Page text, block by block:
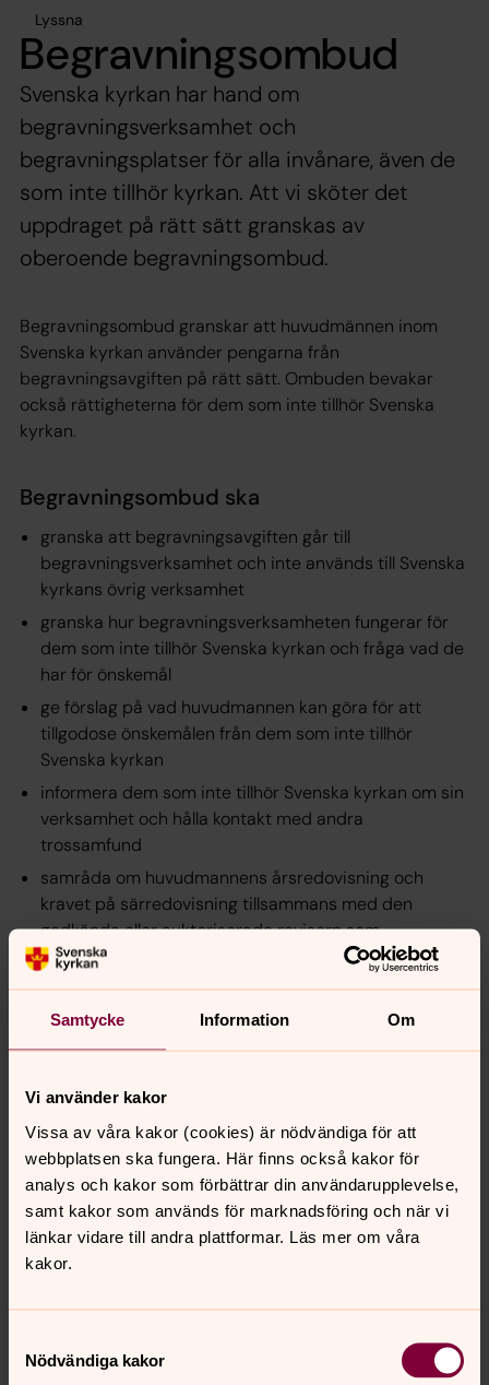
Samtycke Information Om
Vi använder kakor
Vissa av våra kakor (cookies) är nödvändiga för att
webbplatsen ska fungera. Här finns också kakor för
analys och kakor som förbättrar din användarupplevelse,
samt kakor som används för marknadsföring och när vi
länkar vidare till andra plattformar. Läs mer om våra
kakor.
Nödvändiga kakor
Lyssna
Begravningsombud
Svenska kyrkan har hand om
begravningsverksamhet och
begravningsplatser för alla invånare, även de
som inte tillhör kyrkan. Att vi sköter det
uppdraget på rätt sätt granskas av
oberoende begravningsombud.
Begravningsombud granskar att huvudmännen inom
Svenska kyrkan använder pengarna från
begravningsavgiften på rätt sätt. Ombuden bevakar
också rättigheterna för dem som inte tillhör Svenska
kyrkan.
Begravningsombud ska
granska att begravningsavgiften går till
begravningsverksamhet och inte används till Svenska
kyrkans övrig verksamhet
granska hur begravningsverksamheten fungerar för
dem som inte tillhör Svenska kyrkan och fråga vad de
har för önskemål
ge förslag på vad huvudmannen kan göra för att
tillgodose önskemålen från dem som inte tillhör
Svenska kyrkan
informera dem som inte tillhör Svenska kyrkan om sin
verksamhet och hålla kontakt med andra
trossamfund
samråda om huvudmannens årsredovisning och
kravet på särredovisning tillsammans med den
godkända eller auktoriserade revisorn som
huvudmannen utsett.
Begravningsombuden ska ha tillgång till samtliga
handlingar för begravningsverksamheten. Ombuden har
Vem utser begravningsombuden?
Länsstyrelsen utser ett eller flera begravningsombud
när en församling eller ett pastorat inom Svenska kyrkan
ansvarar för begravnings­verksamheten.
församling
katarina.reian@gmail.com